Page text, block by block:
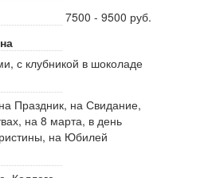
7500 - 9500 руб.
с клубникой в шоколаде
Праздник, на Свидание,
на 8 марта, в день
на Юбилей